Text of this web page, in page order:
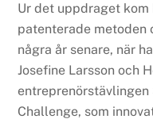
Ur det uppdraget kom
patenterade metoden
några år senare, när
Josefine Larsson och
Challenge, som